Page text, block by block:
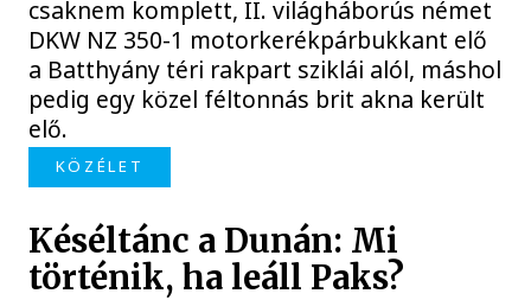
csaknem komplett, II. világháborús német
DKW NZ 350-1 motorkerékpárbukkant elő
a Batthyány téri rakpart sziklái alól, máshol
pedig egy közel féltonnás brit akna került
elő.
KÖZÉLET
Késéltánc a Dunán: Mi
történik, ha leáll Paks?